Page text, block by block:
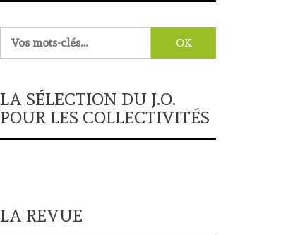
LA SÉLECTION DU J.O.
POUR LES COLLECTIVITÉS
LA REVUE